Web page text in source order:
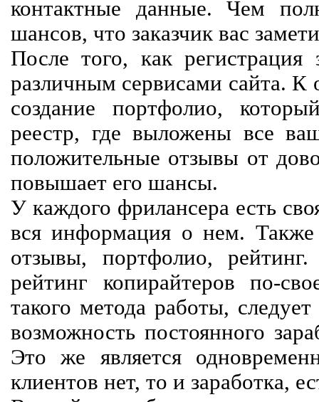
контактные данные. Чем
шансов, что заказчик вас
После того, как регистрация
различным сервисами сайта. К
создание портфолио,
реестр, где выложены все
положительные отзывы от
повышает его шансы.
У каждого фрилансера есть
вся информация о нем. Также
отзывы, портфолио,
рейтинг копирайтеров по-
такого метода работы,
возможность постоянного
Это же является
клиентов нет, то и заработка,